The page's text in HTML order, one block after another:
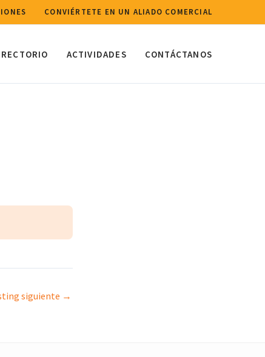
CONVIÉRTETE EN UN ALIADO COMERCIAL
ACTIVIDADES CONTÁCTANOS
siguiente →